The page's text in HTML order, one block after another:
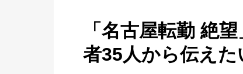
「名古屋転勤 絶
者35人から伝えた